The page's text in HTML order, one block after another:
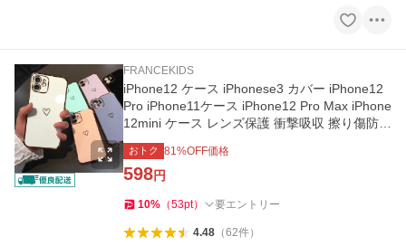
FRANCEKIDS
iPhone12 ケース iPhonese3 カバー iPhone12
Pro iPhone11ケース iPhone12 Pro Max iPhone
12mini ケース レンズ保護 衝撃吸収 擦り傷防止
耐衝撃 軽量
おトク 81%OFF価格
598円
10% （53pt） 要エントリー
4.48（62件）